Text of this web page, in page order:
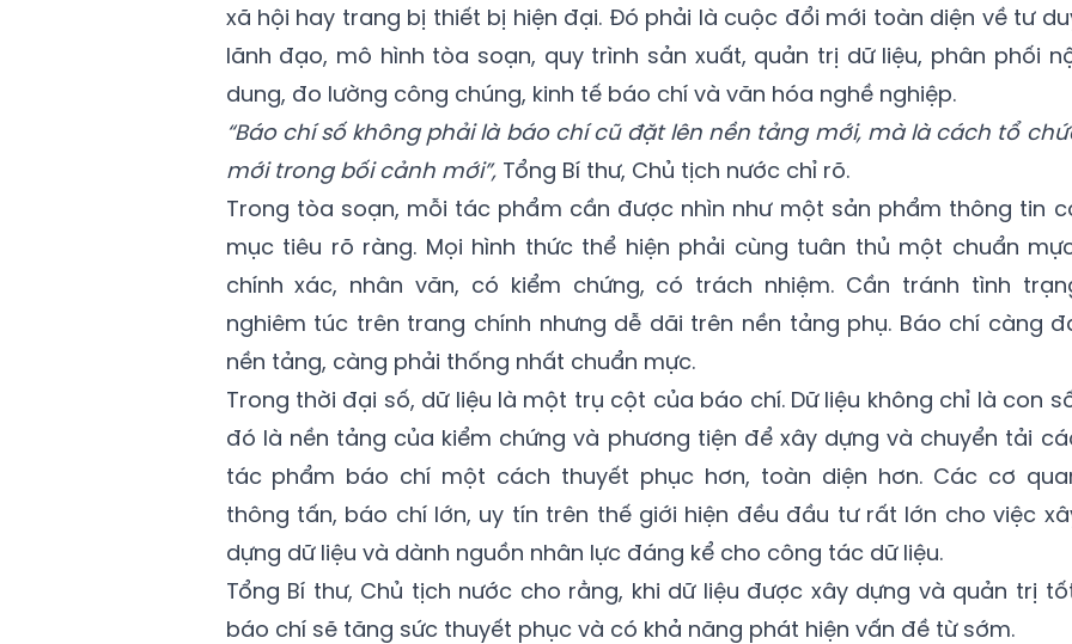
xã hội hay trang bị thiết bị hiện đại. Đó phải là cuộc đổi mới toàn diện về tư
lãnh đạo, mô hình tòa soạn, quy trình sản xuất, quản trị dữ liệu, phân phối
dung, đo lường công chúng, kinh tế báo chí và văn hóa nghề nghiệp.
“Báo chí số không phải là báo chí cũ đặt lên nền tảng mới, mà là cách tổ
mới trong bối cảnh mới”,Tổng Bí thư, Chủ tịch nước chỉ rõ.
Trong tòa soạn, mỗi tác phẩm cần được nhìn như một sản phẩm thông tin
mục tiêu rõ ràng. Mọi hình thức thể hiện phải cùng tuân thủ một chuẩn
chính xác, nhân văn, có kiểm chứng, có trách nhiệm. Cần tránh tình
nghiêm túc trên trang chính nhưng dễ dãi trên nền tảng phụ. Báo chí càng
nền tảng, càng phải thống nhất chuẩn mực.
Trong thời đại số, dữ liệu là một trụ cột của báo chí. Dữ liệu không chỉ là con
đó là nền tảng của kiểm chứng và phương tiện để xây dựng và chuyển tải
tác phẩm báo chí một cách thuyết phục hơn, toàn diện hơn. Các cơ
thông tấn, báo chí lớn, uy tín trên thế giới hiện đều đầu tư rất lớn cho việc
dựng dữ liệu và dành nguồn nhân lực đáng kể cho công tác dữ liệu.
Tổng Bí thư, Chủ tịch nước cho rằng, khi dữ liệu được xây dựng và quản trị
báo chí sẽ tăng sức thuyết phục và có khả năng phát hiện vấn đề từ sớm.